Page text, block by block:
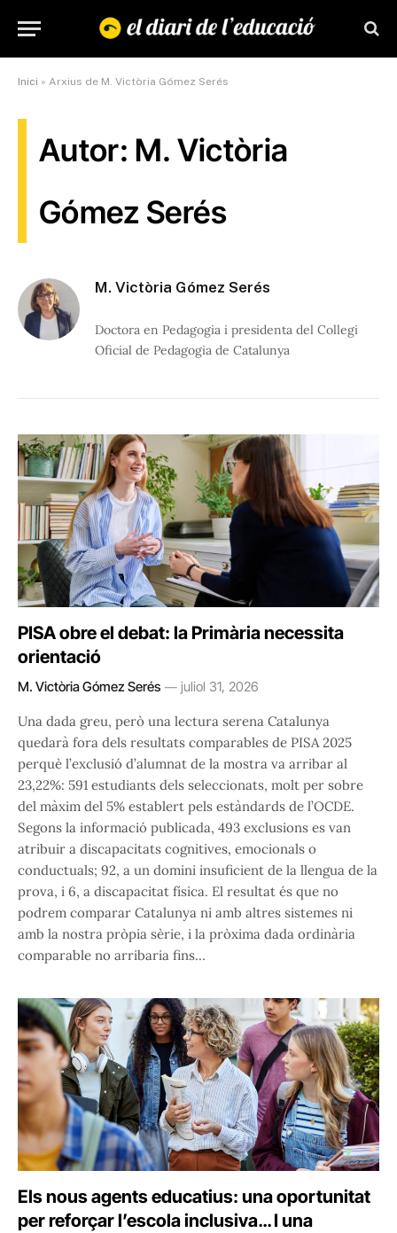
Inici » Arxius de M. Victòria Gómez Serés
Autor: M. Victòria
Gómez Serés
M. Victòria Gómez Serés
Doctora en Pedagogia i presidenta del Collegi
Oficial de Pedagogia de Catalunya
PISA obre el debat: la Primària necessita
orientació
M. Victòria Gómez Serés juliol 31, 2026
Una dada greu, però una lectura serena Catalunya
quedarà fora dels resultats comparables de PISA 2025
perquè l’exclusió d’alumnat de la mostra va arribar al
23,22%: 591 estudiants dels seleccionats, molt per sobre
del màxim del 5% establert pels estàndards de l’OCDE.
Segons la informació publicada, 493 exclusions es van
atribuir a discapacitats cognitives, emocionals o
conductuals; 92, a un domini insuficient de la llengua de la
prova, i 6, a discapacitat física. El resultat és que no
podrem comparar Catalunya ni amb altres sistemes ni
amb la nostra pròpia sèrie, i la pròxima dada ordinària
comparable no arribaria fins…
Els nous agents educatius: una oportunitat
per reforçar l’escola inclusiva… I una